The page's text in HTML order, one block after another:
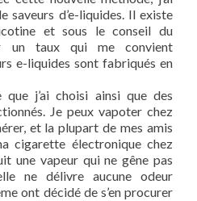
saveurs d’e-liquides. Il existe
et sous le conseil du
un taux qui me convient
e-liquides sont fabriqués en
j’ai choisi ainsi que des
Je peux vapoter chez
et la plupart de mes amis
cigarette électronique chez
une vapeur qui ne gêne pas
ne délivre aucune odeur
ont décidé de s’en procurer